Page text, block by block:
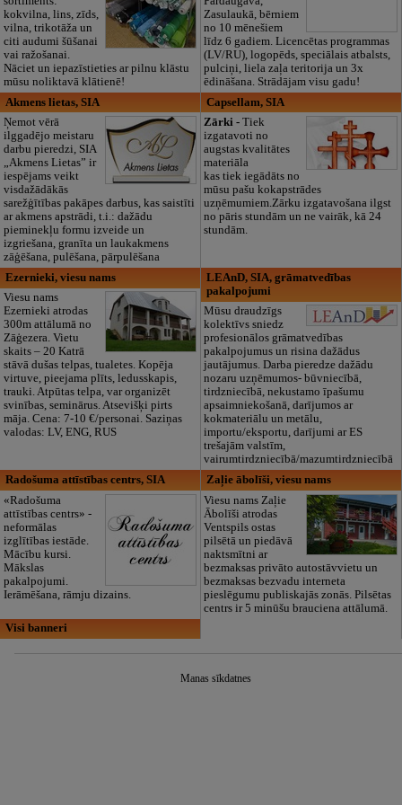
kokvilna, lins, zīds,
vilna, trikotāža un
citi audumi šūšanai
vai ražošanai.
Nāciet un iepazīstieties ar pilnu klāstu
mūsu noliktavā klātienē!
Zasulaukā, bērniem
no 10 mēnešiem
līdz 6 gadiem. Licencētas programmas
(LV/RU), logopēds, speciālais atbalsts,
pulciņi, liela zaļa teritorija un 3x
ēdināšana. Strādājam visu gadu!
Akmens lietas, SIA
Ņemot vērā
ilggadējo meistaru
darbu pieredzi, SIA
„Akmens Lietas” ir
iespējams veikt
visdažādākās
sarežģītības pakāpes darbus, kas saistīti
ar akmens apstrādi, t.i.: dažādu
pieminekļu formu izveide un
izgriešana, granīta un laukakmens
zāģēšana, pulēšana, pārpulēšana
Capsellam, SIA
Zārki -Tiek
izgatavoti no
augstas kvalitātes
materiāla
kas tiek iegādāts no
mūsu pašu kokapstrādes
uzņēmumiem.Zārku izgatavošana ilgst
no pāris stundām un ne vairāk, kā 24
stundām.
Ezernieki, viesu nams
Viesu nams
Ezernieki atrodas
300m attālumā no
Zāģezera. Vietu
skaits – 20 Katrā
stāvā dušas telpas, tualetes. Kopēja
virtuve, pieejama plīts, ledusskapis,
trauki. Atpūtas telpa, var organizēt
svinības, seminārus. Atsevišķi pirts
māja. Cena: 7-10 €/personai. Saziņas
valodas: LV, ENG, RUS
LEAnD, SIA, grāmatvedības
pakalpojumi
Mūsu draudzīgs
kolektīvs sniedz
profesionālos grāmatvedības
pakalpojumus un risina dažādus
jautājumus. Darba pieredze dažādu
nozaru uzņēmumos- būvniecībā,
tirdzniecībā, nekustamo īpašumu
apsaimniekošanā, darījumos ar
kokmateriālu un metālu,
importu/eksportu, darījumi ar ES
trešajām valstīm,
vairumtirdzniecībā/mazumtirdzniecībā
Radošuma attīstības centrs, SIA
«Radošuma
attīstības centrs» -
neformālas
izglītības iestāde.
Mācību kursi.
Mākslas
pakalpojumi.
Ierāmēšana, rāmju dizains.
Zaļie ābolīši, viesu nams
Viesu nams Zaļie
Ābolīši atrodas
Ventspils ostas
pilsētā un piedāvā
naktsmītni ar
bezmaksas privāto autostāvvietu un
bezmaksas bezvadu interneta
pieslēgumu publiskajās zonās. Pilsētas
centrs ir 5 minūšu brauciena attālumā.
Visi banneri
Manas sīkdatnes